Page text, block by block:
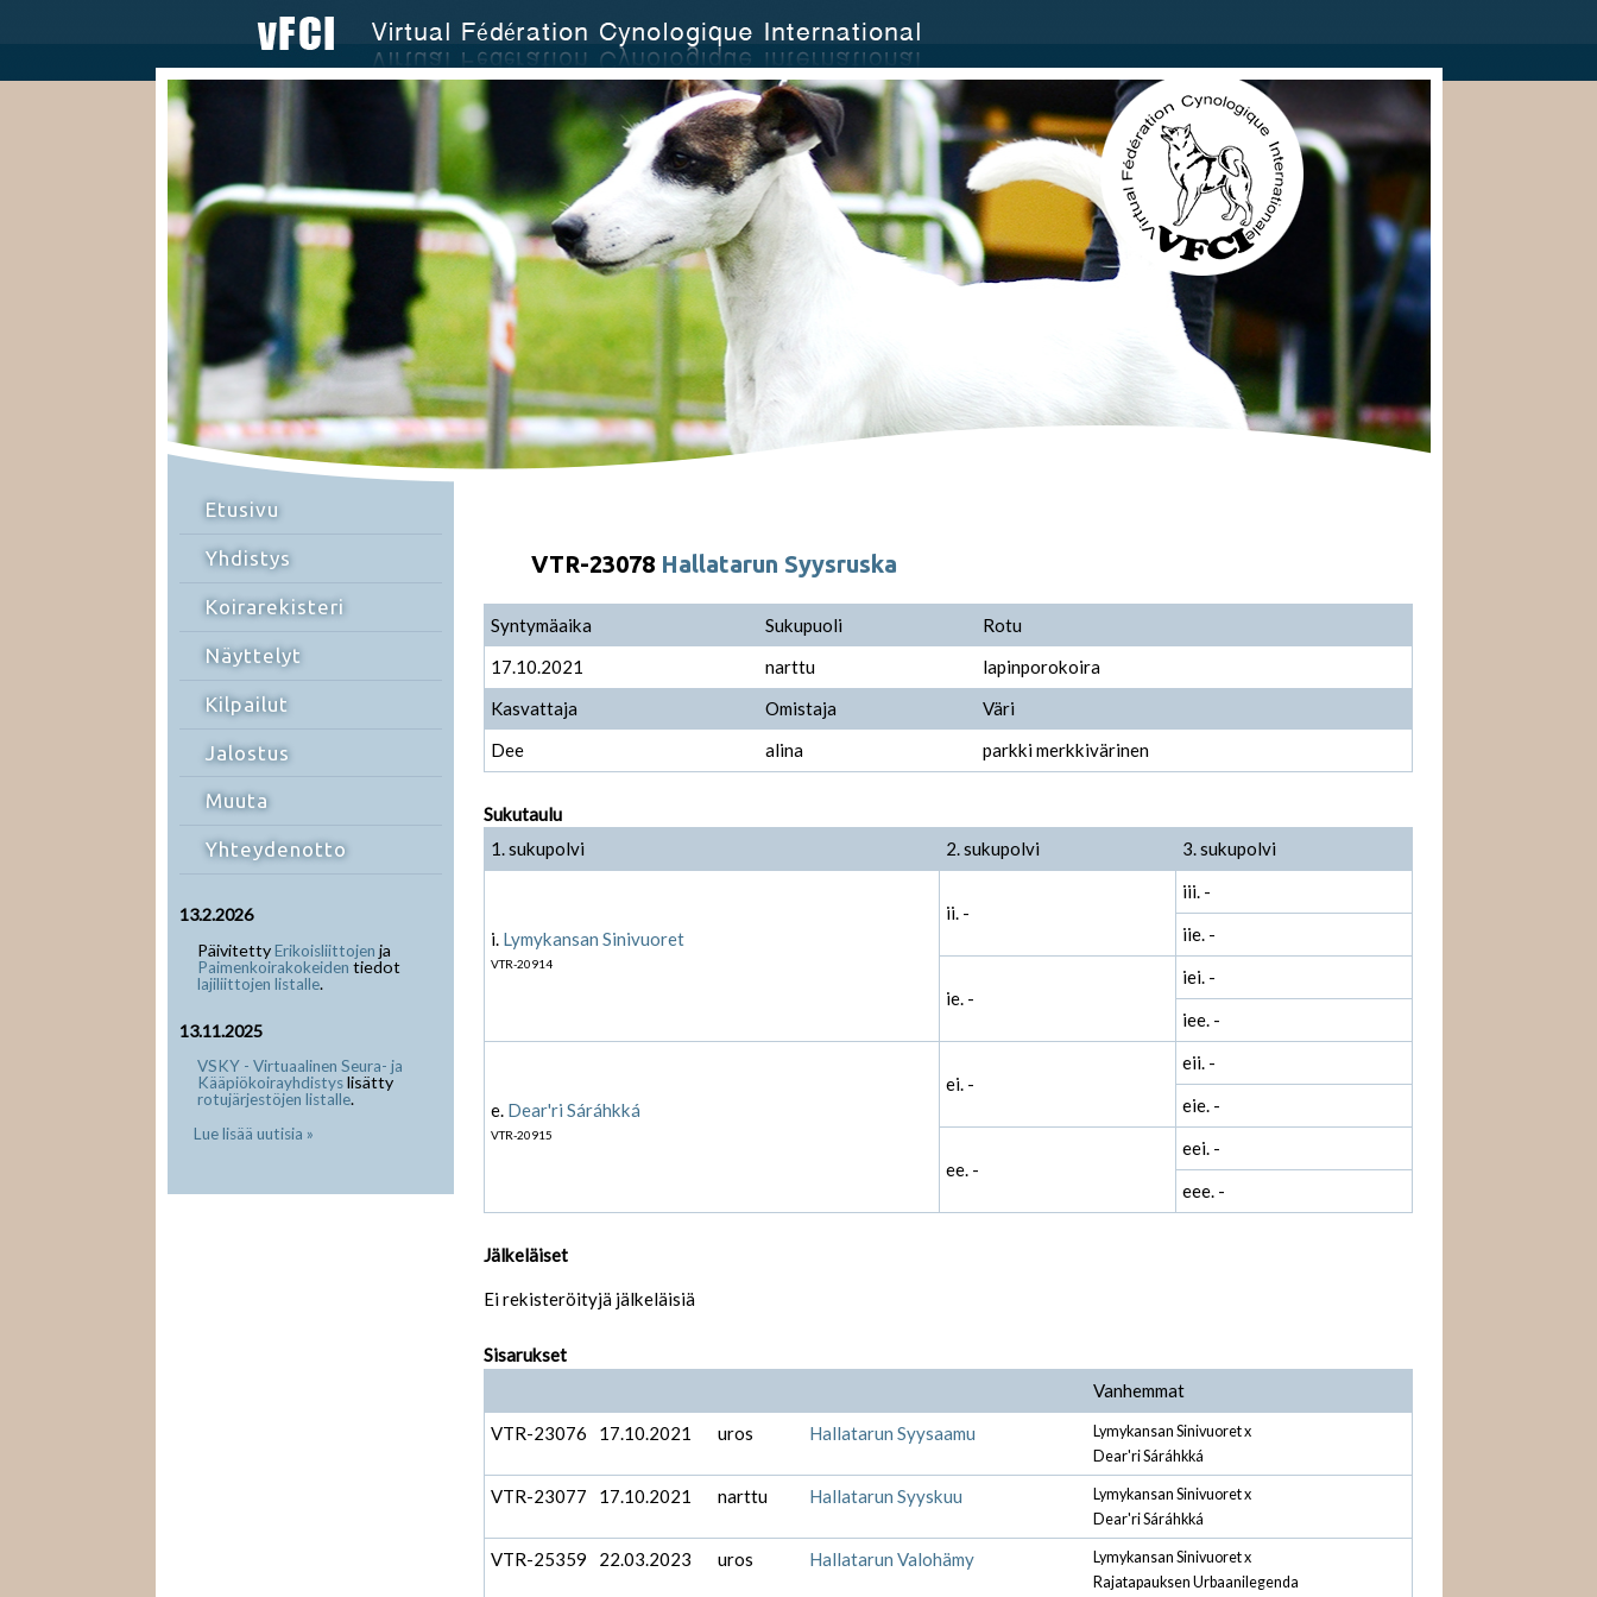
Etusivu
Yhdistys
Koirarekisteri
Näyttelyt
Kilpailut
Jalostus
Muuta
Yhteydenotto
13.2.2026
PäivitettyErikoisliittojen ja
Paimenkoirakokeiden tiedot
lajiliittojen listalle.
13.11.2025
VSKY - Virtuaalinen Seura- ja
Kääpiökoirayhdistyslisätty
rotujärjestöjen listalle.
Lue lisää uutisia »
VTR-23078 Hallatarun Syysruska
Syntymäaika Sukupuoli
Rotu
17.10.2021
narttu
lapinporokoira
Kasvattaja
Omistaja
Väri
Dee
alina parkki merkkivärinen
Sukutaulu
1. sukupolvi
2. sukupolvi 3. sukupolvi
i. Lymykansan Sinivuoret
VTR-20914
ii. -
iii. -
iie. -
ie. -
iei. -
iee. -
e. Dear'ri Sáráhkká
VTR-20915
ei. -
eii. -
eie. -
ee. -
eei. -
eee. -
Jälkeläiset
Ei rekisteröityjä jälkeläisiä
Sisarukset
Vanhemmat
VTR-23076
17.10.2021 uros Hallatarun Syysaamu
Lymykansan Sinivuoret x
Dear'ri Sáráhkká
VTR-23077 17.10.2021 narttu Hallatarun Syyskuu
Lymykansan Sinivuoret x
Dear'ri Sáráhkká
VTR-25359 22.03.2023 uros Hallatarun Valohämy
Lymykansan Sinivuoret x
Rajatapauksen Urbaanilegenda